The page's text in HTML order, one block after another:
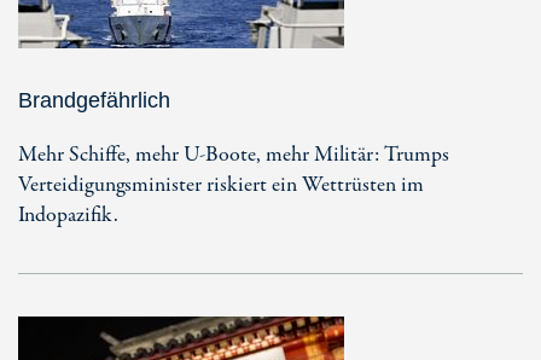
Brandgefährlich
Mehr Schiffe, mehr U-Boote, mehr Militär: Trumps
Verteidigungsminister riskiert ein Wettrüsten im
Indopazifik.